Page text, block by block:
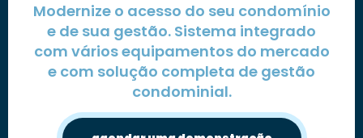
Modernize o acesso do seu condomínio
e de sua gestão. Sistema integrado
com vários equipamentos do mercado
e com solução completa de gestão
condominial.